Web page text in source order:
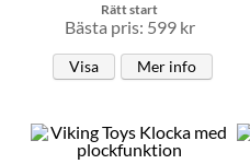
Rätt start
Bästa pris: 599 kr
Visa Mer info